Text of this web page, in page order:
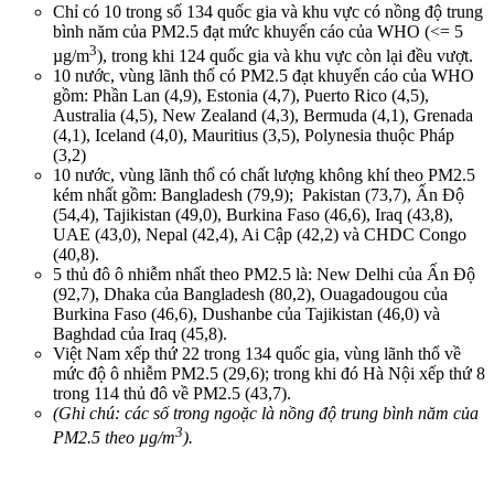
Chỉ có 10 trong số 134 quốc gia và khu vực có nồng độ trung
bình năm của PM2.5 đạt mức khuyến cáo của WHO (<= 5
µg/m3), trong khi 124 quốc gia và khu vực còn lại đều vượt.
10 nước, vùng lãnh thổ có PM2.5 đạt khuyến cáo của WHO
gồm: Phần Lan (4,9), Estonia (4,7), Puerto Rico (4,5),
Australia (4,5), New Zealand (4,3), Bermuda (4,1), Grenada
(4,1), Iceland (4,0), Mauritius (3,5), Polynesia thuộc Pháp
(3,2)
10 nước, vùng lãnh thổ có chất lượng không khí theo PM2.5
kém nhất gồm: Bangladesh (79,9); Pakistan (73,7), Ấn Độ
(54,4), Tajikistan (49,0), Burkina Faso (46,6), Iraq (43,8),
UAE (43,0), Nepal (42,4), Ai Cập (42,2) và CHDC Congo
(40,8).
5 thủ đô ô nhiễm nhất theo PM2.5 là: New Delhi của Ấn Độ
(92,7), Dhaka của Bangladesh (80,2), Ouagadougou của
Burkina Faso (46,6), Dushanbe của Tajikistan (46,0) và
Baghdad của Iraq (45,8).
Việt Nam xếp thứ 22 trong 134 quốc gia, vùng lãnh thổ về
mức độ ô nhiễm PM2.5 (29,6); trong khi đó Hà Nội xếp thứ 8
trong 114 thủ đô về PM2.5 (43,7).
(Ghi chú: các số trong ngoặc là nồng độ trung bình năm của
PM2.5 theo µg/m3).